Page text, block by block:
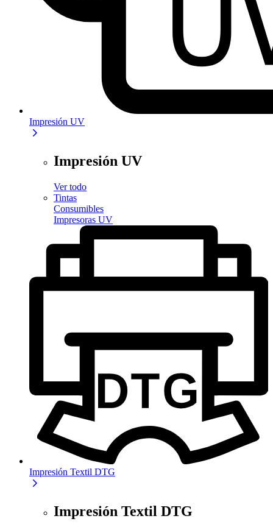
Impresión UV
Impresión UV
Ver todo
Tintas
Consumibles
Impresoras UV
Impresión Textil DTG
Impresión Textil DTG